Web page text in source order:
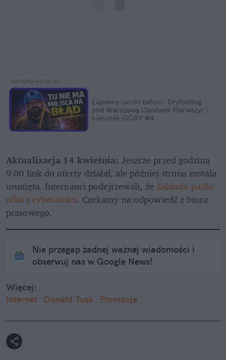
Łupiemy carski beton!  Drytooling
pod Warszawą (Janówek Pierwszy) |
kierunek:GÓRY #4
Aktualizacja 14 kwietnia: Jeszcze przed godziną
9:00 link do oferty działał, ale później strona została
usunięta. Internauci podejrzewali, że Zalando padło
ofiarą cyberataku. Czekamy na odpowiedź z biura
prasowego.
Nie przegap żadnej ważnej wiadomości i
obserwuj nas w Google News!
Więcej:
Internet
Donald Tusk Promocje